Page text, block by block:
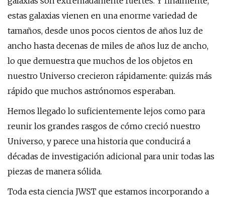
estas galaxias vienen en una enorme variedad de
tamaños, desde unos pocos cientos de años luz de
ancho hasta decenas de miles de años luz de ancho,
lo que demuestra que muchos de los objetos en
nuestro Universo crecieron rápidamente: quizás más
rápido que muchos astrónomos esperaban.
Hemos llegado lo suficientemente lejos como para
reunir los grandes rasgos de cómo creció nuestro
Universo, y parece una historia que conducirá a
décadas de investigación adicional para unir todas las
piezas de manera sólida.
Toda esta ciencia JWST que estamos incorporando a